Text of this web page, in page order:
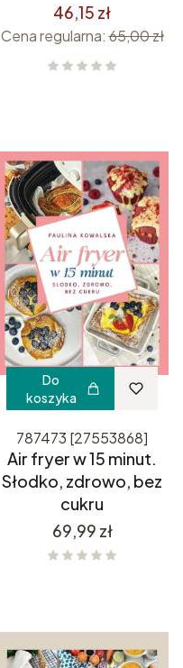
46,15 zł
Cena regularna: 65,00 zł
Do
koszyka
787473 [27553868]
Air fryer w 15 minut.
Słodko, zdrowo, bez
cukru
Cena
69,99 zł